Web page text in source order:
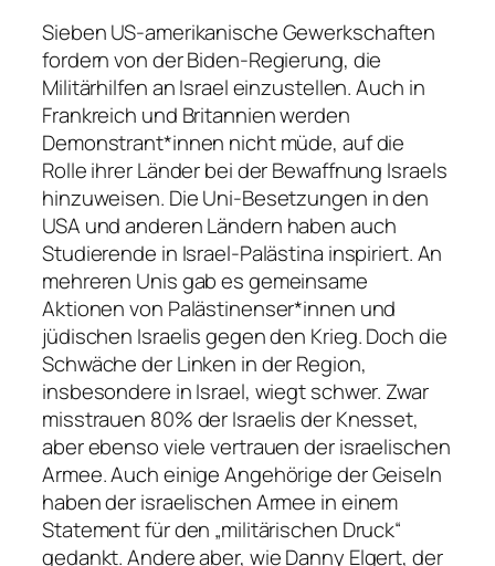
Sieben US-amerikanische Gewerkschaften
fordern von der Biden-Regierung, die
Militärhilfen an Israel einzustellen. Auch in
Frankreich und Britannien werden
Demonstrant*innen nicht müde, auf die
Rolle ihrer Länder bei der Bewaffnung Israels
hinzuweisen. Die Uni-Besetzungen in den
USA und anderen Ländern haben auch
Studierende in Israel-Palästina inspiriert. An
mehreren Unis gab es gemeinsame
Aktionen von Palästinenser*innen und
jüdischen Israelis gegen den Krieg. Doch die
Schwäche der Linken in der Region,
insbesondere in Israel, wiegt schwer. Zwar
misstrauen 80% der Israelis der Knesset,
aber ebenso viele vertrauen der israelischen
Armee. Auch einige Angehörige der Geiseln
haben der israelischen Armee in einem
Statement für den „militärischen Druck“
gedankt. Andere aber, wie Danny Elgert, der